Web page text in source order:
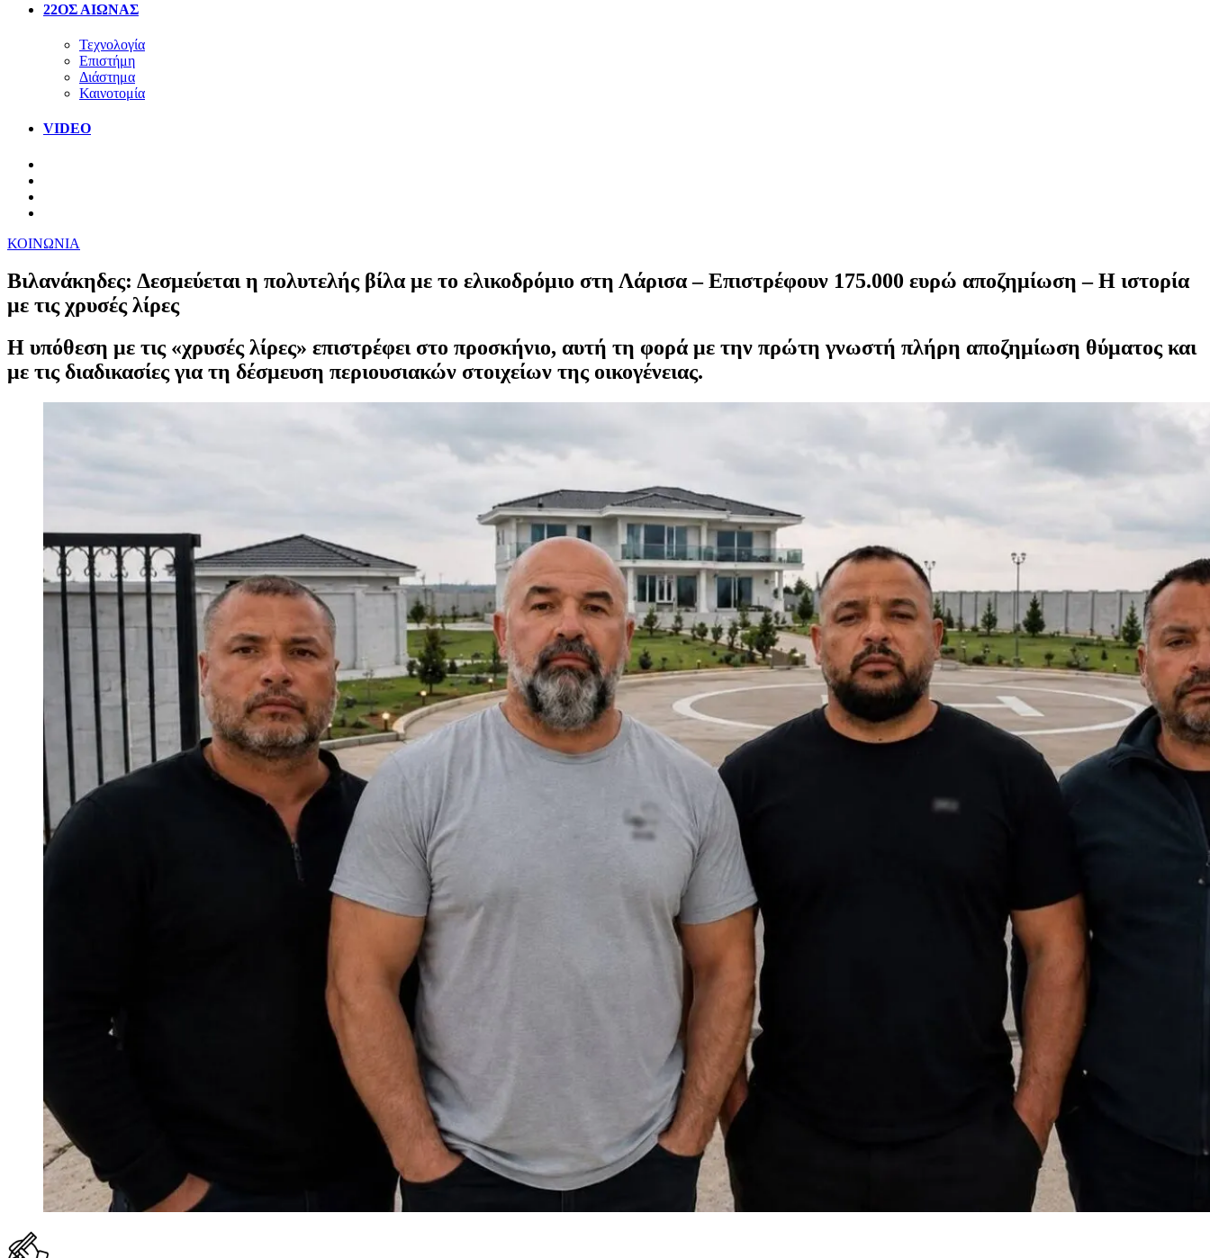
22ΟΣ ΑΙΩΝΑΣ
Τεχνολογία
Επιστήμη
Διάστημα
Καινοτομία
VIDEO
ΚΟΙΝΩΝΙΑ
Βιλανάκηδες: Δεσμεύεται η πολυτελής βίλα με το ελικοδρόμιο στη Λάρισα – Επιστρέφουν 175.000 ευρώ αποζημίωση – Η ιστορία
με τις χρυσές λίρες
Η υπόθεση με τις «χρυσές λίρες» επιστρέφει στο προσκήνιο, αυτή τη φορά με την πρώτη γνωστή πλήρη αποζημίωση θύματος και
με τις διαδικασίες για τη δέσμευση περιουσιακών στοιχείων της οικογένειας.